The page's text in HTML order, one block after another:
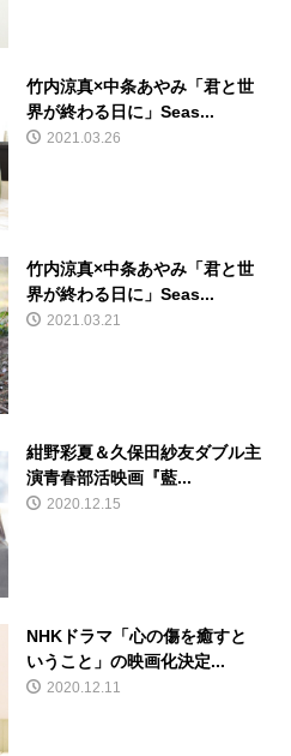
竹内涼真×中条あやみ「君と世
界が終わる日に」Seas...
2021.03.26
竹内涼真×中条あやみ「君と世
界が終わる日に」Seas...
2021.03.21
紺野彩夏＆久保田紗友ダブル主
演青春部活映画『藍...
2020.12.15
NHKドラマ「心の傷を癒すと
いうこと」の映画化決定...
2020.12.11